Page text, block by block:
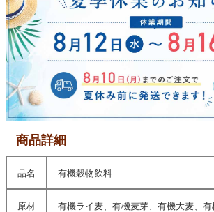
商品詳細
品名 有機穀物飲料
原材
有機ライ麦、有機麦芽、有機大麦、